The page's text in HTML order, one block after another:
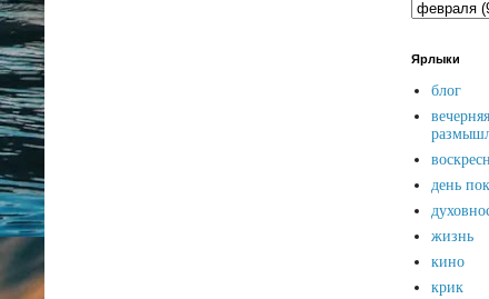
Ярлыки
блог
день
жизнь
кино
крик